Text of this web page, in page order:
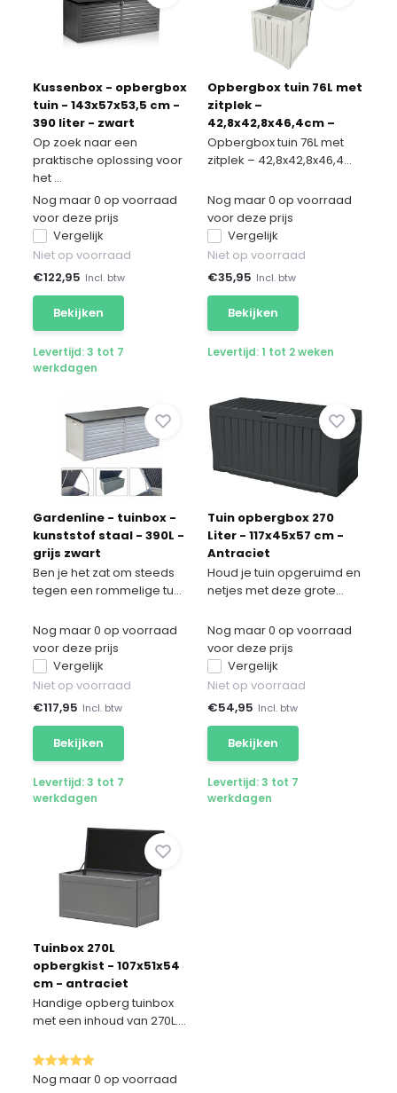
Kussenbox - opbergbox
tuin - 143x57x53,5 cm -
390 liter - zwart
Op zoek naar een
praktische oplossing voor
het ...
Nog maar 0 op voorraad
voor deze prijs
Vergelijk
Niet op voorraad
€122,95 Incl. btw
Bekijken
Levertijd: 3 tot 7
werkdagen
Opbergbox tuin 76L met
zitplek –
42,8x42,8x46,4cm –
Tuinbox - Kussenbox
Opbergbox tuin 76L met
zitplek – 42,8x42,8x46,4...
Nog maar 0 op voorraad
voor deze prijs
Vergelijk
Niet op voorraad
€35,95 Incl. btw
Bekijken
Levertijd: 1 tot 2 weken
Gardenline - tuinbox -
kunststof staal - 390L -
grijs zwart
Ben je het zat om steeds
tegen een rommelige tu...
Nog maar 0 op voorraad
voor deze prijs
Vergelijk
Niet op voorraad
€117,95 Incl. btw
Bekijken
Levertijd: 3 tot 7
werkdagen
Tuin opbergbox 270
Liter - 117x45x57 cm -
Antraciet
Houd je tuin opgeruimd en
netjes met deze grote...
Nog maar 0 op voorraad
voor deze prijs
Vergelijk
Niet op voorraad
€54,95 Incl. btw
Bekijken
Levertijd: 3 tot 7
werkdagen
Tuinbox 270L
opbergkist - 107x51x54
cm - antraciet
Handige opberg tuinbox
met een inhoud van 270L....
Nog maar 0 op voorraad